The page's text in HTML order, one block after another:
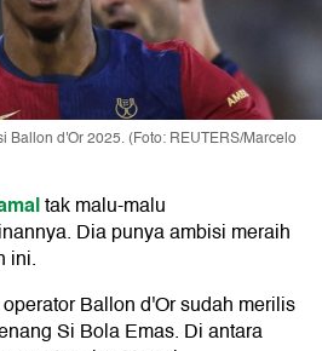
Ballon d'Or 2025. (Foto: REUTERS/Marcelo
tak malu-malu
Dia punya ambisi meraih
ini.
Ballon d'Or sudah merilis
Si Bola Emas. Di antara